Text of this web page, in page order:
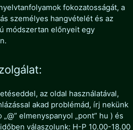
fokozatosságát, a
személyes hangvételét és az
módszertan előnyeit egy
az oldal használatával,
akad problémád, írj nekünk
„@” elmenyspanyol „pont” hu ) és
válaszolunk: H-P 10.00-18.00